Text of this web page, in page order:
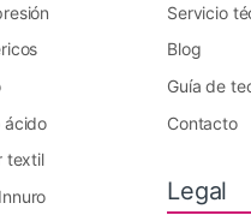
ácido
textil
Servicio
Blog
Guía de
Contacto
Legal